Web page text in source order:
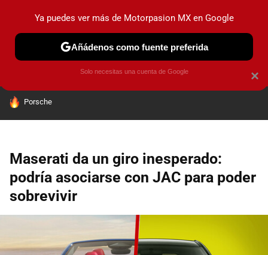
PRUEBAS INDUSTRIA HOY NO CIRCULA
HOY SE HABLA DE
Porsche
Maserati da un giro inesperado:
podría asociarse con JAC para poder
sobrevivir
×
Ya puedes ver más de Motorpasion MX en Google
Añádenos como fuente preferida
Solo necesitas una cuenta de Google